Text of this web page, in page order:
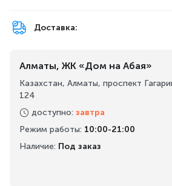
Доставка:
Алматы, ЖК «Дом на Абая»
Казахстан, Алматы, проспект
124
доступно: завтра
Режим работы: 10:00-21:00
Наличие: Под заказ